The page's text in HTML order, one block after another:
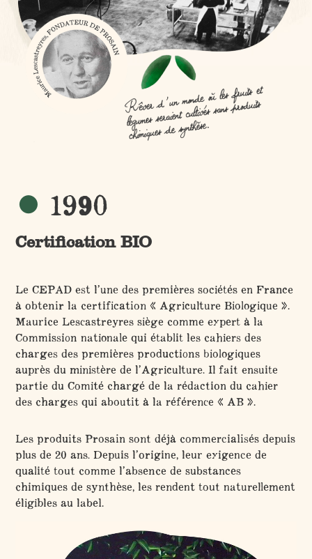
1990
Certification BIO
Le CEPAD est l’une des premières sociétés en France
à obtenir la certification « Agriculture Biologique ».
Maurice Lescastreyres siège comme expert à la
Commission nationale qui établit les cahiers des
charges des premières productions biologiques
auprès du ministère de l’Agriculture. Il fait ensuite
partie du Comité chargé de la rédaction du cahier
des charges qui aboutit à la référence « AB ».
Les produits Prosain sont déjà commercialisés depuis
plus de 20 ans. Depuis l’origine, leur exigence de
qualité tout comme l’absence de substances
chimiques de synthèse, les rendent tout naturellement
éligibles au label.